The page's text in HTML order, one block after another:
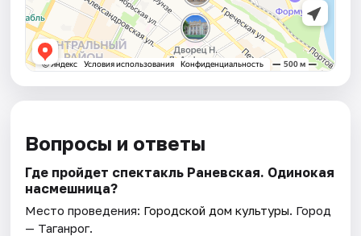
Вопросы и ответы
Где пройдет спектакль Раневская. Одинокая
насмешница?
Место проведения: Городской дом культуры. Город
— Таганрог.